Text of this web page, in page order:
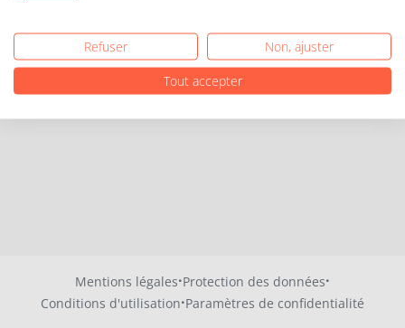
Mentions légales·Protection des données·
Conditions d'utilisation·Paramètres de confidentialité
Refuser
Non, ajuster
Tout accepter